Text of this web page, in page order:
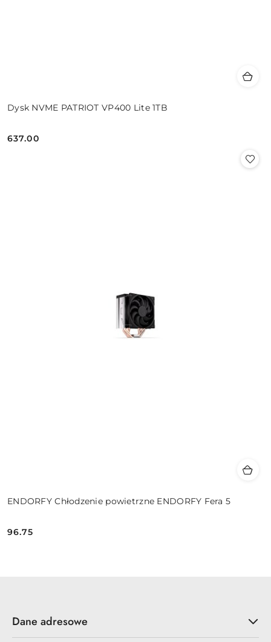
Dysk NVME PATRIOT VP400 Lite 1TB
Cena:
637.00
ENDORFY Chłodzenie powietrzne ENDORFY Fera 5
Cena:
96.75
Dane adresowe